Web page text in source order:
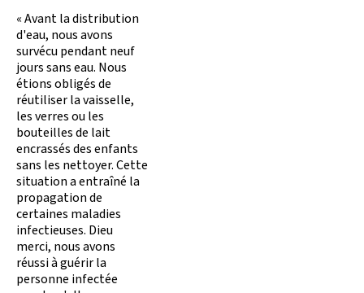
« Avant la distribution
d'eau, nous avons
survécu pendant neuf
jours sans eau. Nous
étions obligés de
réutiliser la vaisselle,
les verres ou les
bouteilles de lait
encrassés des enfants
sans les nettoyer. Cette
situation a entraîné la
propagation de
certaines maladies
infectieuses. Dieu
merci, nous avons
réussi à guérir la
personne infectée